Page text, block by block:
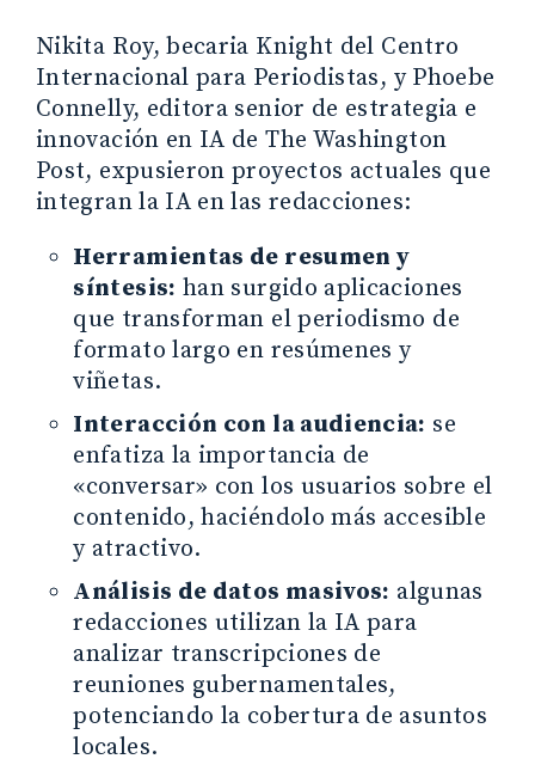
Nikita Roy, becaria Knight del Centro
Internacional para Periodistas, y Phoebe
Connelly, editora senior de estrategia e
innovación en IA de The Washington
Post, expusieron proyectos actuales que
integran la IA en las redacciones:
Herramientas de resumen y
síntesis: han surgido aplicaciones
que transforman el periodismo de
formato largo en resúmenes y
viñetas.
Interacción con la audiencia: se
enfatiza la importancia de
«conversar» con los usuarios sobre el
contenido, haciéndolo más accesible
y atractivo.
Análisis de datos masivos: algunas
redacciones utilizan la IA para
analizar transcripciones de
reuniones gubernamentales,
potenciando la cobertura de asuntos
locales.